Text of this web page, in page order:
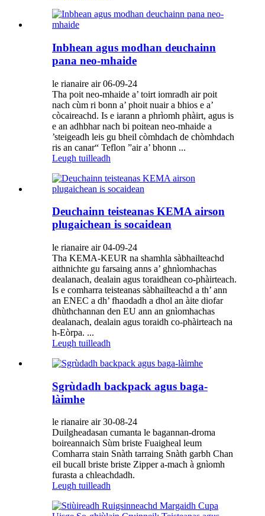
Inbhean agus modhan deuchainn
pana neo-mhaide
le rianaire air 06-09-24
Tha poit neo-mhaide a’ toirt iomradh air poit
nach cùm ri bonn a’ phoit nuair a bhios e a’
còcaireachd. Is e iarann ​​​​a phrìomh phàirt, agus is
e an adhbhar nach bi poitean neo-mhaide a
’steigeadh leis gu bheil còmhdach de chòmhdach
ris an canar“ Teflon ”air a’ bhonn ...
Leugh tuilleadh
Deuchainn teisteanas KEMA airson
plugaichean is socaidean
le rianaire air 04-09-24
Tha KEMA-KEUR na shamhla sàbhailteachd
aithnichte gu farsaing anns a’ ghnìomhachas
dealanach, dealain agus toraidhean co-phàirteach.
Is e comharra teisteanas sàbhailteachd a th’ ann
an ENEC a dh’ fhaodadh a dhol an àite diofar
dhùthchannan den EU ann an gnìomhachas
dealanach, dealain agus toraidh co-phàirteach na
h-Eòrpa. ...
Leugh tuilleadh
Sgrùdadh backpack agus baga-
làimhe
le rianaire air 30-08-24
Duilgheadasan cumanta le bagannan-droma
boireannaich Sùm briste Fuaigheal leum
Comharra stain Snàth tarraing Snàth garbh Chan
eil bucall briste briste Zipper a-mach à gnìomh
furasta a chleachdadh.
Leugh tuilleadh